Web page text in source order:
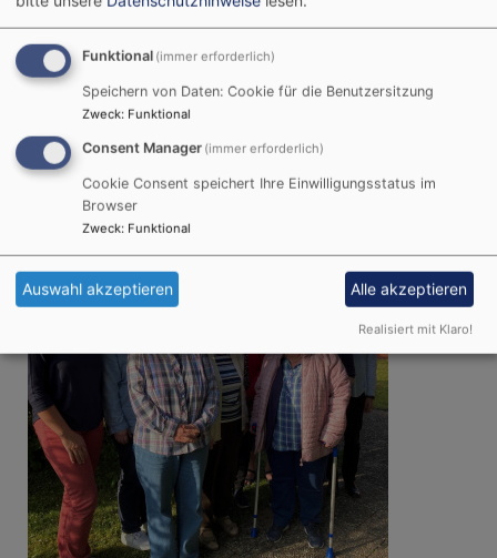
nach den eigenen Möglichkeiten.
Das nächste Treffen unseres Besuchsdienstkreises
ist am Montag, den24. März 2025 Uhrim
Gemeindezentrum um 15 Uhr in der Veit-Von-Berg-
Str. 8.
Sie sind herzlich willkommen. Sind Sie dabei?
Funktional (immer erforderlich)
Speichern von Daten: Cookie für die Benutzersitzung
Zweck: Funktional
Consent Manager (immer erforderlich)
Cookie Consent speichert Ihre Einwilligungsstatus im
Browser
Zweck: Funktional
Auswahl akzeptieren Alle akzeptieren
Realisiert mit Klaro!